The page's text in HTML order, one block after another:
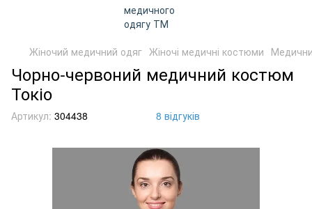
Жіночий медичний одяг Жіночі медичні костюми
Чорно-червоний медичний костюм
Токіо
Артикул: 304438 8 відгуків